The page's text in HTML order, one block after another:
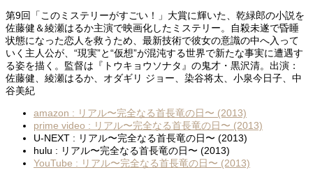
第9回「このミステリーがすごい！」大賞に輝いた、乾緑郎の小説を
佐藤健＆綾瀬はるか主演で映画化したミステリー。自殺未遂で昏睡
状態になった恋人を救うため、最新技術で彼女の意識の中へ入って
いく主人公が、“現実”と“仮想”が混沌する世界で新たな事実に遭遇す
る姿を描く。監督は『トウキョウソナタ』の鬼才・黒沢清。出演：
佐藤健、綾瀬はるか、オダギリ ジョー、染谷将太、小泉今日子、中
谷美紀
amazon : リアル〜完全なる首長竜の日〜 (2013)
prime video : リアル〜完全なる首長竜の日〜 (2013)
U-NEXT : リアル〜完全なる首長竜の日〜 (2013)
hulu : リアル〜完全なる首長竜の日〜 (2013)
YouTube : リアル〜完全なる首長竜の日〜 (2013)